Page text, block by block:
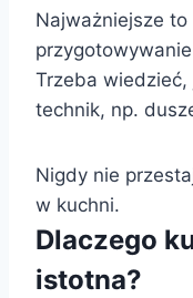
Najważniejsze to
Trzeba
technik, np.
Nigdy nie
w kuchni.
Dlaczego
istotna?